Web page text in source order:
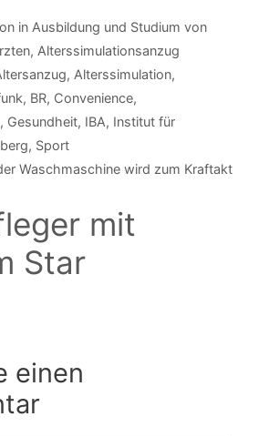
in Ausbildung und Studium von
, Alterssimulationsanzug
, Alterssimulation,
, BR, Convenience,
, Gesundheit, IBA, Institut für
, Sport
Waschmaschine wird zum Kraftakt
mit
Star
einen